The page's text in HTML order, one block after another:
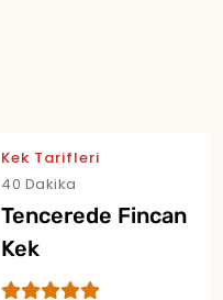
Kek Tarifleri
40 Dakika
Tencerede Fincan
Kek